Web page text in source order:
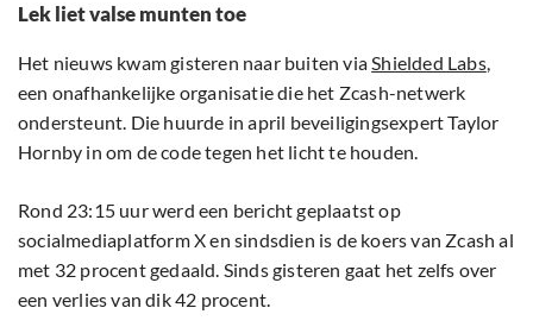
Lek liet valse munten toe
Het nieuws kwam gisteren naar buiten viaShielded Labs,
een onafhankelijke organisatie die het Zcash-netwerk
ondersteunt. Die huurde in april beveiligingsexpert Taylor
Hornby in om de code tegen het licht te houden.
Rond 23:15 uur werd een bericht geplaatst op
socialmediaplatform X en sindsdien is de koers van Zcash al
met 32 procent gedaald. Sinds gisteren gaat het zelfs over
een verlies van dik 42 procent.